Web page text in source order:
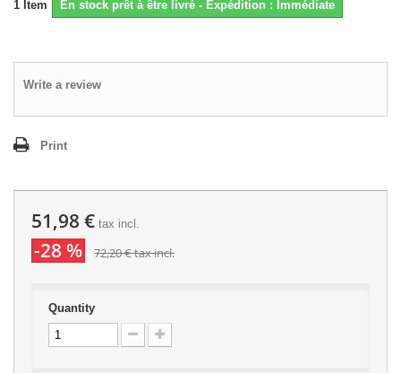
1 Item En stock prêt à être livré - Expédition : Immédiate
Write a review
Print
51,98 € tax incl.
-28 % 72,20 €tax incl.
Quantity